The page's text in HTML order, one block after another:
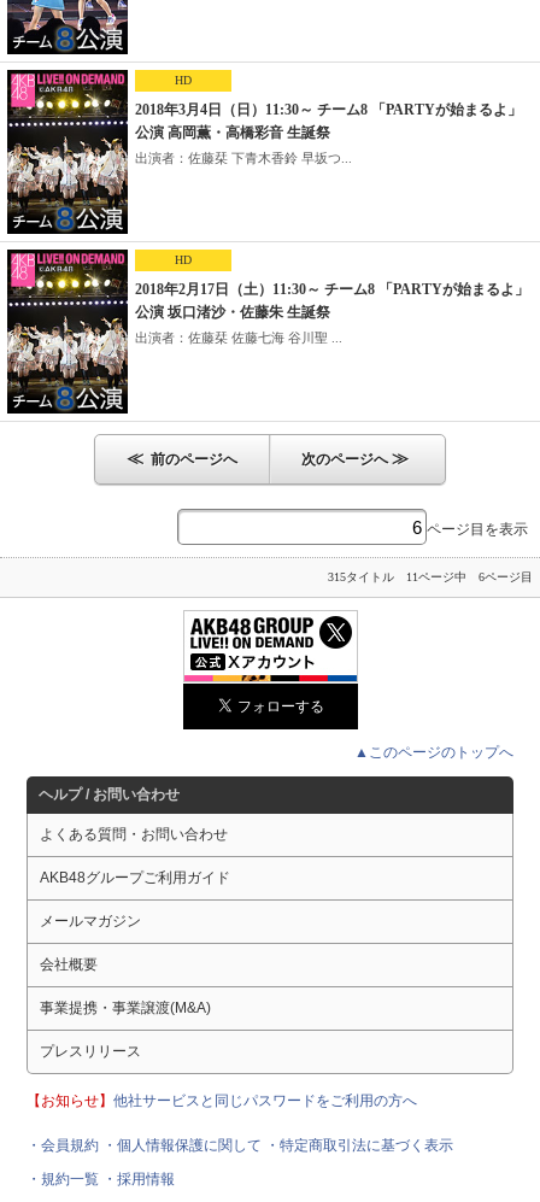
HD
2018年3月4日（日）11:30～ チーム8 「PARTYが始まるよ」
公演 高岡薫・高橋彩音 生誕祭
出演者：佐藤栞 下青木香鈴 早坂つ...
HD
2018年2月17日（土）11:30～ チーム8 「PARTYが始まるよ」
公演 坂口渚沙・佐藤朱 生誕祭
出演者：佐藤栞 佐藤七海 谷川聖 ...
≪ 前のページへ 次のページへ≫
ページ目を表示
315タイトル 11ページ中 6ページ目
▲このページのトップへ
ヘルプ / お問い合わせ
よくある質問・お問い合わせ
AKB48グループご利用ガイド
メールマガジン
会社概要
事業提携・事業譲渡(M&A)
プレスリリース
【お知らせ】他社サービスと同じパスワードをご利用の方へ
・会員規約 ・個人情報保護に関して
・特定商取引法に基づく表示
・規約一覧 ・採用情報